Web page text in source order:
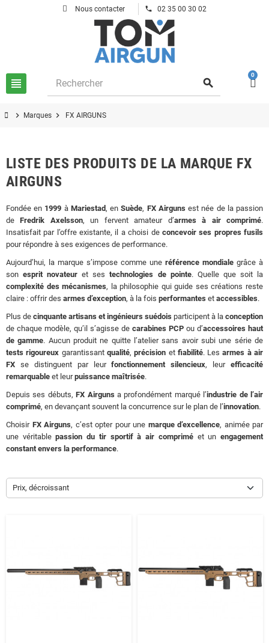
Nous contacter phone 02 35 00 30 02
view_headline search
0
chevron_right Marques chevron_right FX AIRGUNS
LISTE DES PRODUITS DE LA MARQUE FX
AIRGUNS
Fondée en 1999 à Mariestad, enSuède, FX Airgunsest née de la passion
deFredrik Axelsson, un fervent amateur d’armes à air comprimé.
Insatisfait par l’offre existante, il a choisi de concevoir ses propres fusils
pour répondre à ses exigences de performance.
Aujourd’hui, la marque s’impose comme une référence mondiale grâce à
sonesprit novateur et sestechnologies de pointe. Quelle que soit la
complexité des mécanismes, la philosophie qui guide ses créations reste
claire : offrir des armes d’exception, à la fois performantes et accessibles.
Plus de cinquante artisans et ingénieurs suédois participent à la conception
de chaque modèle, qu’il s’agisse de carabines PCP ou d’accessoires haut
de gamme. Aucun produit ne quitte l’atelier sans avoir subi une série de
tests rigoureux garantissant qualité,précision et fiabilité. Lesarmes à air
FX se distinguent par leurfonctionnement silencieux, leur efficacité
remarquable et leurpuissance maîtrisée.
Depuis ses débuts,FX Airgunsa profondément marqué l’industrie de l’air
comprimé, en devançant souvent la concurrence sur le plan de l’innovation.
Choisir FX Airguns, c’est opter pour une marque d’excellence, animée par
une véritablepassion du tir sportif à air compriméet unengagement
constant envers la performance.
Prix, décroissant